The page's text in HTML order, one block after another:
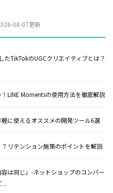
08-07更新
たTikTokのUGCクリエイティブとは？
LINE Momentsの使用方法を徹底解説
に使えるオススメの開発ツール6選
リテンション施策のポイントを解説
容は同じ」-ネットショップのコンバー